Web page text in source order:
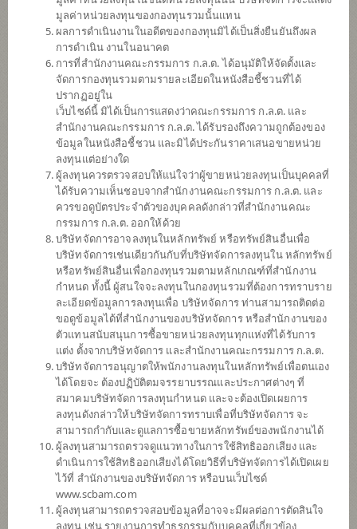
เฮลธ์แคร์ (ชนิดจ่ายเงินปันผล)
SCBS&P500
จ่ายเงินปันผล)
SCBDV
กองทุนเปิดไทยพาณิชย์หุ้นทุนปันผล
(ชนิดจ่ายเงินปันผล)
SCBINCA
กองทุนเปิดไทยพาณิชย์ อินคัม
(ชนิดสะสมมูลค่า)
SCBLEQA
กองทุนเปิดไทยพาณิชย์ หุ้น LOW
VOLATILITY
(ชนิดสะสมมูลค่า)
SCBPGF
โกลบอล ฟันด์ (ชนิดสะสมมูลค่า)
มูลค่าหน่วยลงทุนของกองทุนรวมนั้นแทน
ผลการดำเนินงานในอดีตของกองทุนมิได้เป็นสิ่งยืนยันถึงผล
การดำเนิน งานในอนาคต
การที่สำนักงานคณะกรรมการ ก.ล.ต. ได้อนุมัติให้จัดตั้งและ
จัดการกองทุนรวมตามรายละเอียดในหนังสือชี้ชวนที่ได้
ปรากฏอยู่ใน
เว็บไซด์นี้ มิได้เป็นการแสดงว่าคณะกรรมการ ก.ล.ต. และ
สำนักงานคณะกรรมการ ก.ล.ต. ได้รับรองถึงความถูกต้องของ
ข้อมูลในหนังสือชี้ชวน และมิได้ประกันราคาเสนอขายหน่วย
ลงทุนแต่อย่างใด
ผู้ลงทุนควรตรวจสอบให้แน่ใจว่าผู้ขายหน่วยลงทุนเป็นบุคคลที่
ได้รับความเห็นชอบจากสำนักงานคณะกรรมการ ก.ล.ต. และ
ควรขอดูบัตรประจำตัวของบุคคลดังกล่าวที่สำนักงานคณะ
กรรมการ ก.ล.ต. ออกให้ด้วย
บริษัทจัดการอาจลงทุนในหลักทรัพย์ หรือทรัพย์สินอื่นเพื่อ
บริษัทจัดการเช่นเดียวกันกับที่บริษัทจัดการลงทุนใน หลักทรัพย์
หรือทรัพย์สินอื่นเพื่อกองทุนรวมตามหลักเกณฑ์ที่สำนักงาน
กำหนด ทั้งนี้ ผู้สนใจจะลงทุนในกองทุนรวมที่ต้องการทราบราย
ละเอียดข้อมูลการลงทุนเพื่อ บริษัทจัดการ ท่านสามารถติดต่อ
ขอดูข้อมูลได้ที่สำนักงานของบริษัทจัดการ หรือสำนักงานของ
ตัวแทนสนับสนุนการซื้อขายหน่วยลงทุนทุกแห่งที่ได้รับการ
แต่ง ตั้งจากบริษัทจัดการ และสำนักงานคณะกรรมการ ก.ล.ต.
บริษัทจัดการอนุญาตให้พนักงานลงทุนในหลักทรัพย์เพื่อตนเอง
ได้โดยจะ ต้องปฏิบัติตมจรรยาบรรณและประกาศต่างๆ ที่
สมาคมบริษัทจัดการลงทุนกำหนด และจะต้องเปิดเผยการ
ลงทุนดังกล่าวให้บริษัทจัดการทราบเพื่อที่บริษัทจัดการ จะ
สามารถกำกับและดูแลการซื้อขายหลักทรัพย์ของพนักงานได้
ผู้ลงทุนสามารถตรวจดูแนวทางในการใช้สิทธิออกเสียง และ
ดำเนินการใช้สิทธิออกเสียงได้โดยวิธีที่บริษัทจัดการได้เปิดเผย
ไว้ที่ สำนักงานของบริษัทจัดการ หรือบนเว็บไซด์
www.scbam.com
ผู้ลงทุนสามารถตรวจสอบข้อมูลที่อาจจะมีผลต่อการตัดสินใจ
ลงทุน เช่น รายงานการทำธุรกรรมกับบุคคลที่เกี่ยวข้อง